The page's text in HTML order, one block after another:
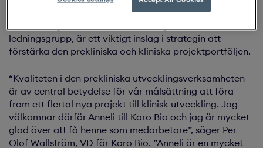
fler projekt fram till och in i klinisk fas. Rekryteringen av
ledningsgrupp, är ett viktigt inslag i strategin att
förstärka den prekliniska och kliniska projektportföljen.
“Kvaliteten i den prekliniska utvecklingsverksamheten
är av central betydelse för vår målsättning att föra
fram ett flertal nya projekt till klinisk utveckling. Jag
välkomnar därför Anneli till Karo Bio och jag är mycket
glad över att få henne som medarbetare”, säger Per
Olof Wallström, VD för Karo Bio. ”Anneli är en mycket